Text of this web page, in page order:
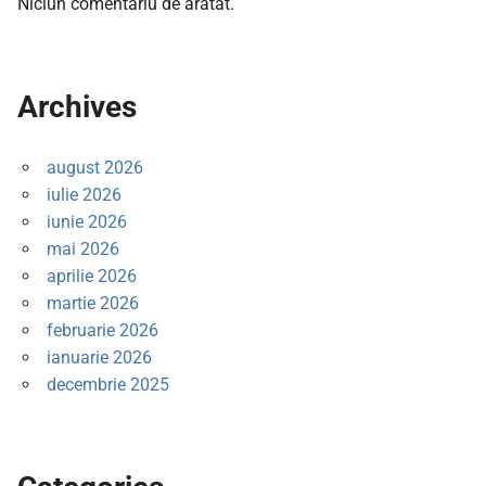
Archives
august 2026
iulie 2026
iunie 2026
mai 2026
aprilie 2026
martie 2026
februarie 2026
ianuarie 2026
decembrie 2025